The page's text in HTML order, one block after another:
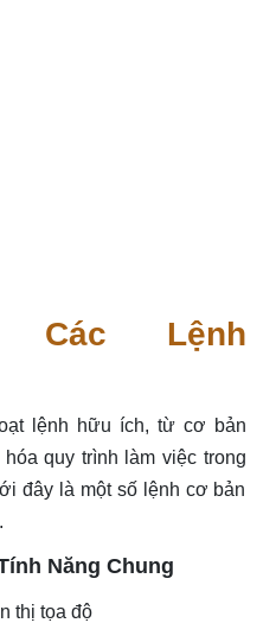
Các Lệnh
lệnh hữu ích, từ cơ bản
quy trình làm việc trong
đây là một số lệnh cơ bản
Năng Chung
thị tọa độ